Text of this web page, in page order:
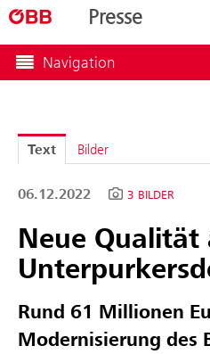
Presse
Navigation
Text Bilder
06.12.2022 3 BILDER
Neue
Rund 61 Millionen
Modernisierung des